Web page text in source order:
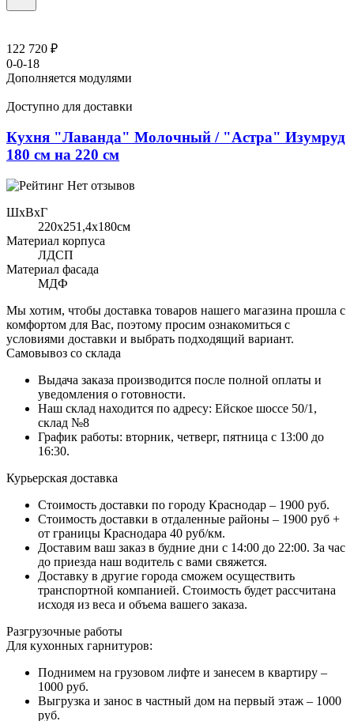
122 720 ₽
0-0-18
Дополняется модулями
Доступно для доставки
Кухня "Лаванда" Молочный / "Астра" Изумруд
180 см на 220 см
Нет отзывов
ШхВхГ
220x251,4х180см
Материал корпуса
ЛДСП
Материал фасада
МДФ
Мы хотим, чтобы доставка товаров нашего магазина прошла с
комфортом для Вас, поэтому просим ознакомиться с
условиями доставки и выбрать подходящий вариант.
Самовывоз со склада
Выдача заказа производится после полной оплаты и
уведомления о готовности.
Наш склад находится по адресу: Ейское шоссе 50/1,
склад №8
График работы: вторник, четверг, пятница с 13:00 до
16:30.
Курьерская доставка
Стоимость доставки по городу Краснодар – 1900 руб.
Стоимость доставки в отдаленные районы – 1900 руб +
от границы Краснодара 40 руб/км.
Доставим ваш заказ в будние дни с 14:00 до 22:00. За час
до приезда наш водитель с вами свяжется.
Доставку в другие города сможем осуществить
транспортной компанией. Стоимость будет рассчитана
исходя из веса и объема вашего заказа.
Разгрузочные работы
Для кухонных гарнитуров:
Поднимем на грузовом лифте и занесем в квартиру –
1000 руб.
Выгрузка и занос в частный дом на первый этаж – 1000
руб.